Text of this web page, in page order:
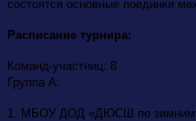
состоятся основные поединки
Расписание турнира:
Команд-участниц: 8
Группа А:
1. МБОУ ДОД «ДЮСШ по зимним